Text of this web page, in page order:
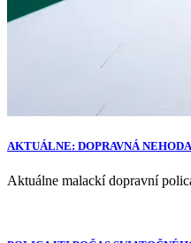
AKTUÁLNE: DOPRAVNÁ
Aktuálne malackí dopravní